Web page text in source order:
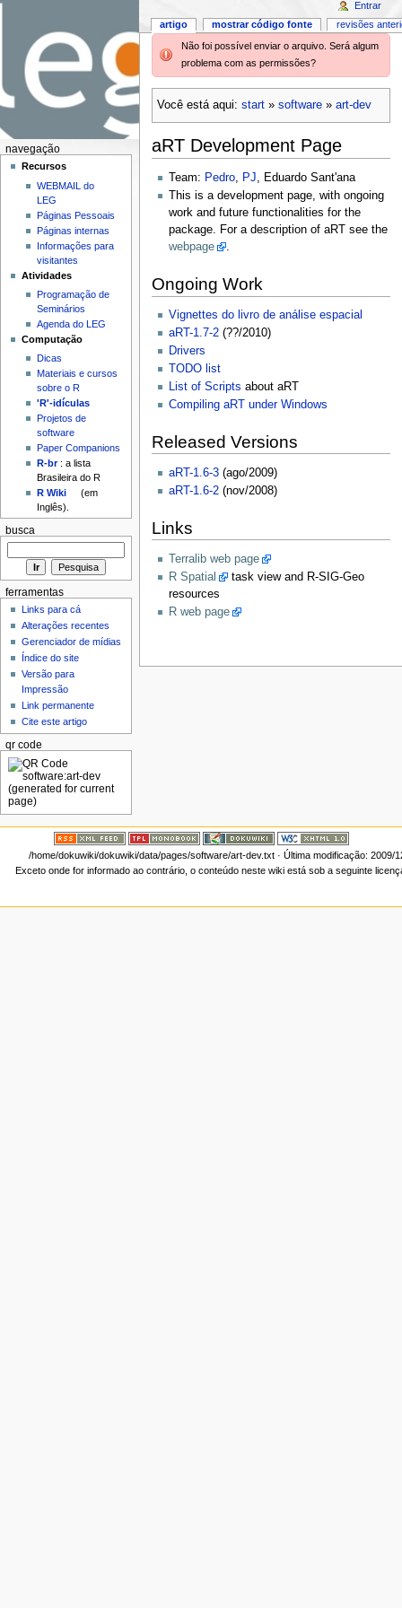
Não foi possível enviar o arquivo. Será algum
problema com as permissões?
Você está aqui: start» software» art-dev
aRT Development Page
Team: Pedro, PJ, Eduardo Sant'ana
This is a development page, with ongoing
work and future functionalities for the
package. For a description of aRT see the
webpage
.
Ongoing Work
Vignettes do livro de análise espacial
aRT-1.7-2(??/2010)
Drivers
TODO list
List of Scripts about aRT
Compiling aRT under Windows
Released Versions
aRT-1.6-3(ago/2009)
aRT-1.6-2(nov/2008)
Links
Terralib web page
R Spatial
task view and R-SIG-Geo
resources
R web page
artigo mostrar código fonte revisões
Entrar
navegação
Recursos
WEBMAIL do
LEG
Páginas Pessoais
Páginas internas
Informações para
visitantes
Atividades
Programação de
Seminários
Agenda do LEG
Computação
Dicas
Materiais e cursos
sobre o R
'R'-idículas
Projetos de
software
Paper Companions
R-br: a lista
Brasileira do R
R Wiki
(em
Inglês).
busca
ferramentas
Links para cá
Alterações recentes
Gerenciador de mídias
Índice do site
Versão para
Impressão
Link permanente
Cite este artigo
qr code
/home/dokuwiki/dokuwiki/data/pages/software/art-dev.txt· Última modificação: 2009/
Exceto onde for informado ao contrário, o conteúdo neste wiki está sob a seguinte